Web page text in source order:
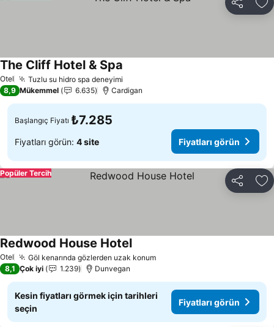
Paylaş
Otel Tuzlu su hidro spa deneyimi
The Cliff Hotel & Spa
8,9 Mükemmel 6.635 Cardigan
Başlangıç Fiyatı ₺7.285
Fiyatları görün: 4 site Fiyatları görün
Paylaş
Popüler Tercih
Otel Göl kenarında gözlerden uzak konum
Redwood House Hotel
8,1 Çok iyi 1.239 Dunvegan
Kesin fiyatları görmek için tarihleri
seçin
Fiyatları görün